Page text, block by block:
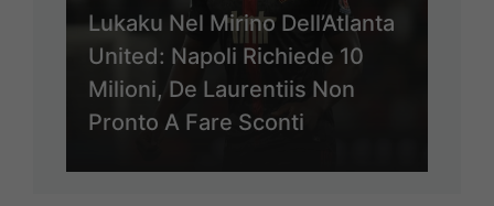
Lukaku Nel Mirino Dell’Atlanta
United: Napoli Richiede 10
Milioni, De Laurentiis Non
Pronto A Fare Sconti